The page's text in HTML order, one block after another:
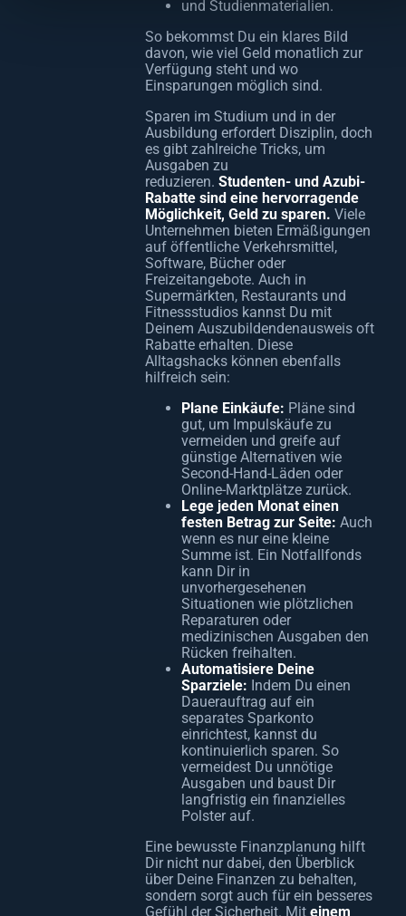
und Studienmaterialien.
So bekommst Du ein klares Bild
davon, wie viel Geld monatlich zur
Verfügung steht und wo
Einsparungen möglich sind.
Sparen im Studium und in der
Ausbildung erfordert Disziplin, doch
es gibt zahlreiche Tricks, um
Ausgaben zu
reduzieren. Studenten- und Azubi-
Rabatte sind eine hervorragende
Möglichkeit, Geld zu sparen. Viele
Unternehmen bieten Ermäßigungen
auf öffentliche Verkehrsmittel,
Software, Bücher oder
Freizeitangebote. Auch in
Supermärkten, Restaurants und
Fitnessstudios kannst Du mit
Deinem Auszubildendenausweis oft
Rabatte erhalten. Diese
Alltagshacks können ebenfalls
hilfreich sein:
Plane Einkäufe: Pläne sind
gut, um Impulskäufe zu
vermeiden und greife auf
günstige Alternativen wie
Second-Hand-Läden oder
Online-Marktplätze zurück.
Lege jeden Monat einen
festen Betrag zur Seite: Auch
wenn es nur eine kleine
Summe ist. Ein Notfallfonds
kann Dir in
unvorhergesehenen
Situationen wie plötzlichen
Reparaturen oder
medizinischen Ausgaben den
Rücken freihalten.
Automatisiere Deine
Sparziele: Indem Du einen
Dauerauftrag auf ein
separates Sparkonto
einrichtest, kannst du
kontinuierlich sparen. So
vermeidest Du unnötige
Ausgaben und baust Dir
langfristig ein finanzielles
Polster auf.
Eine bewusste Finanzplanung hilft
Dir nicht nur dabei, den Überblick
über Deine Finanzen zu behalten,
sondern sorgt auch für ein besseres
Gefühl der Sicherheit. Mit einem